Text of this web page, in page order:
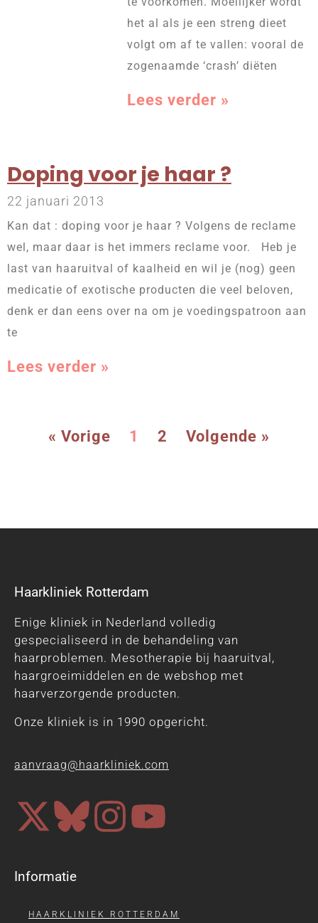
het al als je een streng dieet
volgt om af te vallen: vooral de
zogenaamde ‘crash’ diëten
Lees verder »
Doping voor je haar ?
22 januari 2013
Kan dat : doping voor je haar ? Volgens de reclame
wel, maar daar is het immers reclame voor. Heb je
last van haaruitval of kaalheid en wil je (nog) geen
medicatie of exotische producten die veel beloven,
denk er dan eens over na om je voedingspatroon aan
te
Lees verder »
« Vorige 1 2 Volgende »
Haarkliniek Rotterdam
Enige kliniek in Nederland volledig
gespecialiseerd in de behandeling van
haarproblemen. Mesotherapie bij haaruitval,
haargroeimiddelen en de webshop met
haarverzorgende producten.
Onze kliniek is in 1990 opgericht.
aanvraag@haarkliniek.com
Informatie
HAARKLINIEK ROTTERDAM